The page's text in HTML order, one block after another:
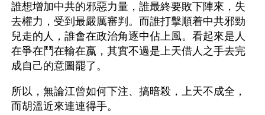
誰想增加中共的邪惡力量，誰最終要敗下陣來，失
去權力，受到最嚴厲審判。而誰打擊順着中共邪勁
兒走的人，誰會在政治角逐中佔上風。看起來是人
在爭在鬥在輸在嬴，其實不過是上天借人之手去完
成自己的意圖罷了。
所以，無論江曾如何下注、搞暗殺，上天不成全，
而胡溫近來連連得手。